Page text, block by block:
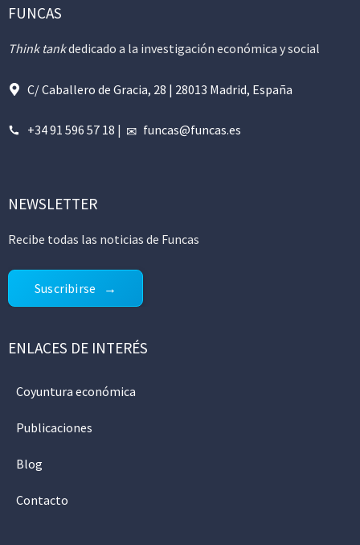
FUNCAS
Think tankdedicado a la investigación económica y social
C/ Caballero de Gracia, 28 | 28013 Madrid, España
+34 91 596 57 18 | funcas@funcas.es
NEWSLETTER
Recibe todas las noticias de Funcas
Suscribirse
ENLACES DE INTERÉS
Coyuntura económica
Publicaciones
Blog
Contacto